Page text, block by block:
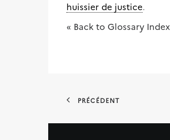
huissier de justice.
« Back to Glossary Index
PRÉCÉDENT